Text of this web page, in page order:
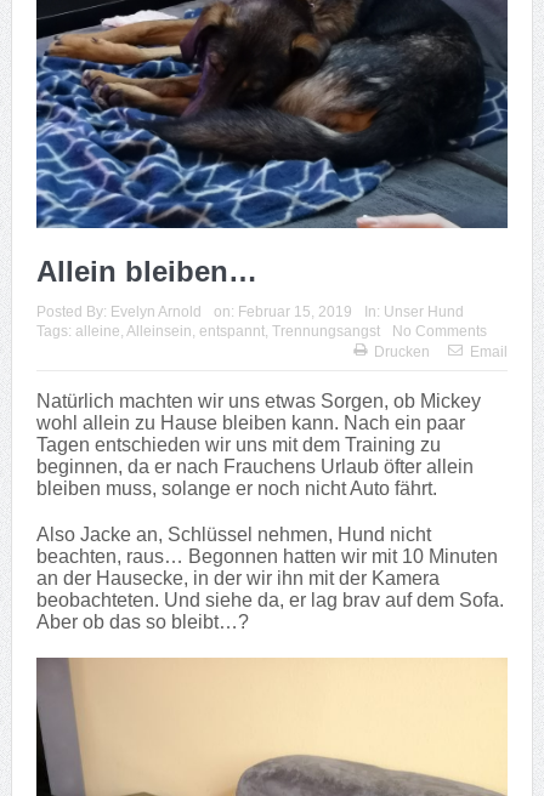
Allein bleiben…
Posted By: Evelyn Arnold on: Februar 15, 2019 In: Unser Hund
Tags: alleine, Alleinsein, entspannt, Trennungsangst
No Comments
Drucken
Email
Natürlich machten wir uns etwas Sorgen, ob Mickey
wohl allein zu Hause bleiben kann. Nach ein paar
Tagen entschieden wir uns mit dem Training zu
beginnen, da er nach Frauchens Urlaub öfter allein
bleiben muss, solange er noch nicht Auto fährt.
Also Jacke an, Schlüssel nehmen, Hund nicht
beachten, raus… Begonnen hatten wir mit 10 Minuten
an der Hausecke, in der wir ihn mit der Kamera
beobachteten. Und siehe da, er lag brav auf dem Sofa.
Aber ob das so bleibt…?